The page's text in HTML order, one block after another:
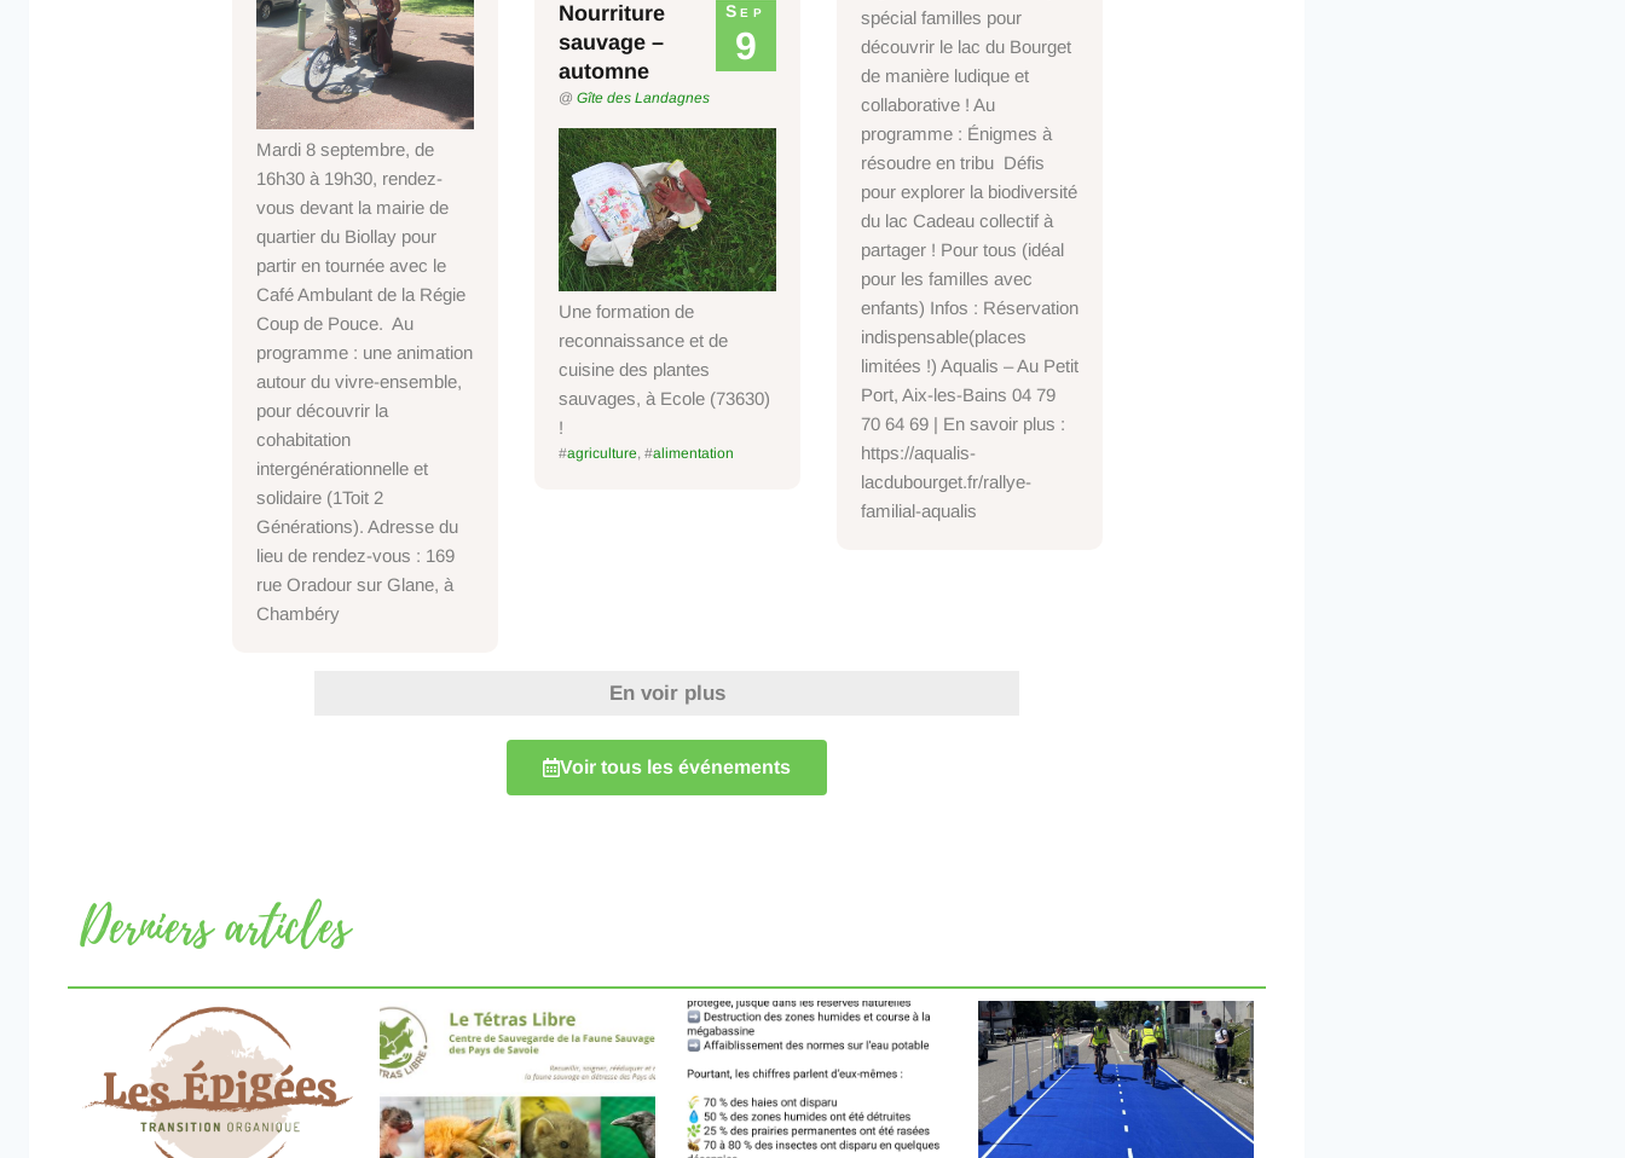
spécial familles pour
découvrir le lac du Bourget
de manière ludique et
collaborative ! Au
programme : Énigmes à
résoudre en tribu Défis
pour explorer la biodiversité
du lac Cadeau collectif à
partager ! Pour tous (idéal
pour les familles avec
enfants) Infos : Réservation
indispensable(places
limitées !) Aqualis – Au Petit
Port, Aix-les-Bains 04 79
70 64 69 | En savoir plus :
https://aqualis-
lacdubourget.fr/rallye-
familial-aqualis
Mardi 8 septembre, de
16h30 à 19h30, rendez-
vous devant la mairie de
quartier du Biollay pour
partir en tournée avec le
Café Ambulant de la Régie
Coup de Pouce. Au
programme : une animation
autour du vivre-ensemble,
pour découvrir la
cohabitation
intergénérationnelle et
solidaire (1Toit 2
Générations). Adresse du
lieu de rendez-vous : 169
rue Oradour sur Glane, à
Chambéry
Sep
9
Nourriture
sauvage –
automne
@ Gîte des Landagnes
Une formation de
reconnaissance et de
cuisine des plantes
sauvages, à Ecole (73630)
!
#agriculture, #alimentation
En voir plus
Voir tous les événements
Derniers articles